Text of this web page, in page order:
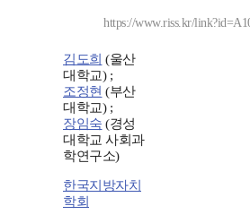
https://www.riss.kr/
김도희 (울산
대학교) ;
조정현 (부산
대학교) ;
장임숙 (경성
대학교 사회과
학연구소)
한국지방자치
학회